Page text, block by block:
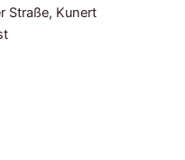
Straße, Kunert